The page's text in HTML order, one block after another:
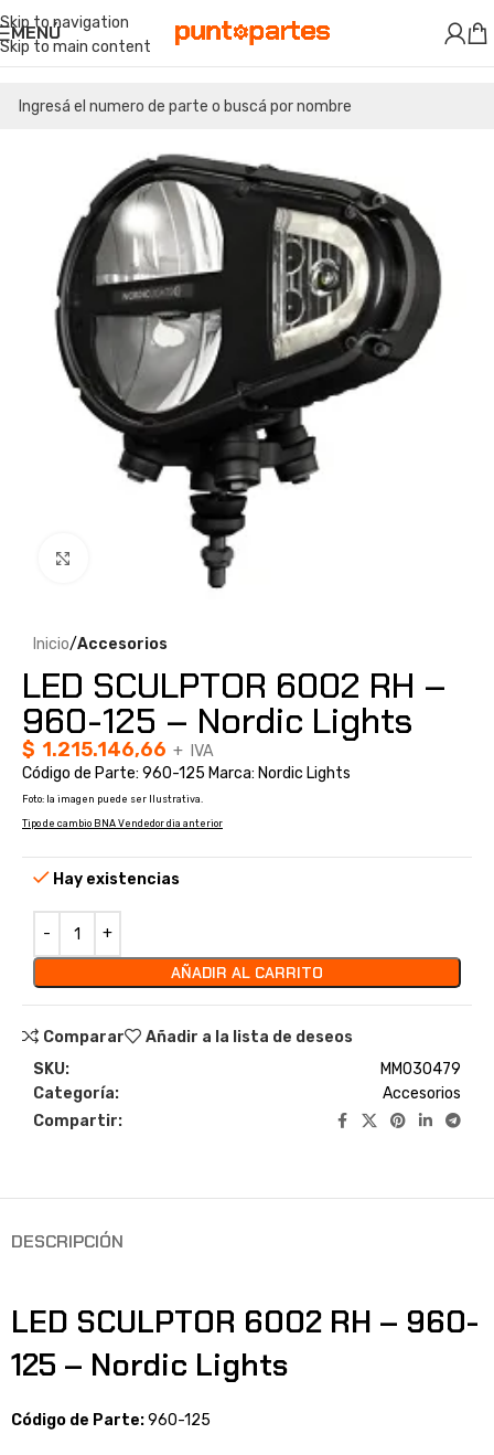
Skip to navigation
Skip to main content
MENÚ
Clic para ampliar
Inicio Accesorios
LED SCULPTOR 6002 RH –
960-125 – Nordic Lights
$ 1.215.146,66 + IVA
Código de Parte: 960-125 Marca: Nordic Lights
Foto: la imagen puede ser Ilustrativa.
Tipo de cambio BNA Vendedor dia anterior
Hay existencias
AÑADIR AL CARRITO
Comparar
Añadir a la lista de deseos
SKU:
MM030479
Categoría:
Accesorios
Compartir:
DESCRIPCIÓN
LED SCULPTOR 6002 RH – 960-
125 – Nordic Lights
Código de Parte:960-125